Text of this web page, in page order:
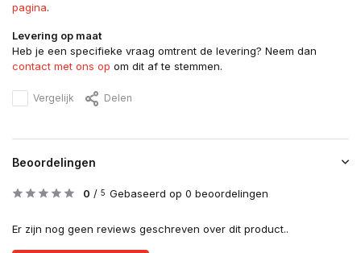
pagina.
Levering op maat
Heb je een specifieke vraag omtrent de levering? Neem dan
contact met ons op om dit af te stemmen.
Vergelijk Delen
Beoordelingen
0 / 5 Gebaseerd op 0 beoordelingen
Er zijn nog geen reviews geschreven over dit product..